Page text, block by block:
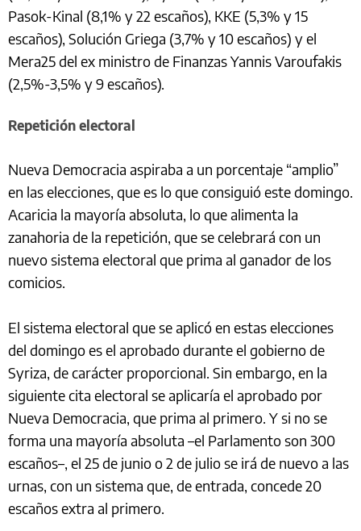
Pasok-Kinal (8,1% y 22 escaños), KKE (5,3% y 15
escaños), Solución Griega (3,7% y 10 escaños) y el
Mera25 del ex ministro de Finanzas Yannis Varoufakis
(2,5%-3,5% y 9 escaños).
Repetición electoral
Nueva Democracia aspiraba a un porcentaje “amplio”
en las elecciones, que es lo que consiguió este domingo.
Acaricia la mayoría absoluta, lo que alimenta la
zanahoria de la repetición, que se celebrará con un
nuevo sistema electoral que prima al ganador de los
comicios.
El sistema electoral que se aplicó en estas elecciones
del domingo es el aprobado durante el gobierno de
Syriza, de carácter proporcional. Sin embargo, en la
siguiente cita electoral se aplicaría el aprobado por
Nueva Democracia, que prima al primero. Y si no se
forma una mayoría absoluta –el Parlamento son 300
escaños–, el 25 de junio o 2 de julio se irá de nuevo a las
urnas, con un sistema que, de entrada, concede 20
escaños extra al primero.